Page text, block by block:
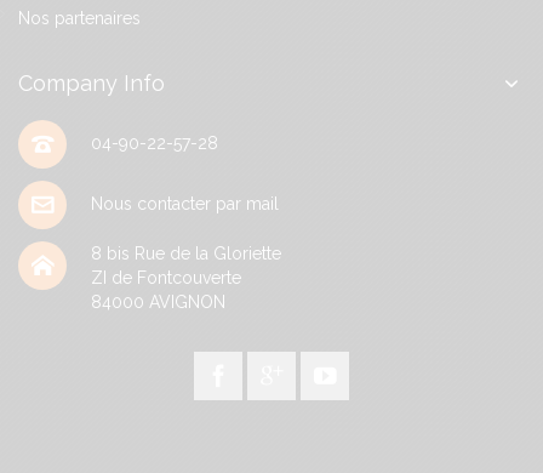
Nos partenaires
Company Info
04-90-22-57-28
Nous contacter par mail
8 bis Rue de la Gloriette
ZI de Fontcouverte
84000 AVIGNON